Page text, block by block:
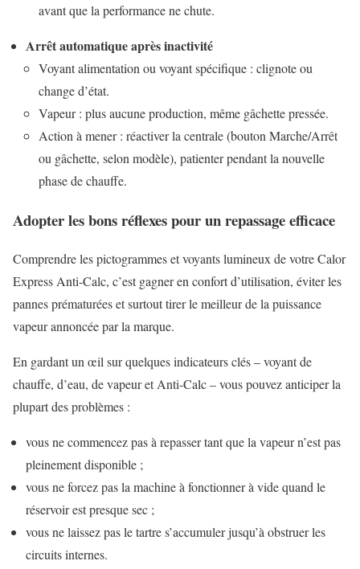
avant que la performance ne chute.
Arrêt automatique après inactivité
Voyant alimentation ou voyant spécifique : clignote ou
change d’état.
Vapeur : plus aucune production, même gâchette pressée.
Action à mener : réactiver la centrale (bouton Marche/Arrêt
ou gâchette, selon modèle), patienter pendant la nouvelle
phase de chauffe.
Adopter les bons réflexes pour un repassage efficace
Comprendre les pictogrammes et voyants lumineux de votre Calor
Express Anti-Calc, c’est gagner en confort d’utilisation, éviter les
pannes prématurées et surtout tirer le meilleur de la puissance
vapeur annoncée par la marque.
En gardant un œil sur quelques indicateurs clés – voyant de
chauffe, d’eau, de vapeur et Anti-Calc – vous pouvez anticiper la
plupart des problèmes :
vous ne commencez pas à repasser tant que la vapeur n’est pas
pleinement disponible ;
vous ne forcez pas la machine à fonctionner à vide quand le
réservoir est presque sec ;
vous ne laissez pas le tartre s’accumuler jusqu’à obstruer les
circuits internes.